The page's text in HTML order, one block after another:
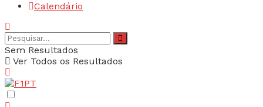
Calendário
Sem Resultados
Ver Todos os Resultados